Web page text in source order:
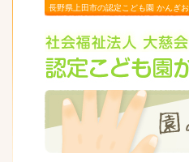
長野県上田市の認定こども園 かんぎ